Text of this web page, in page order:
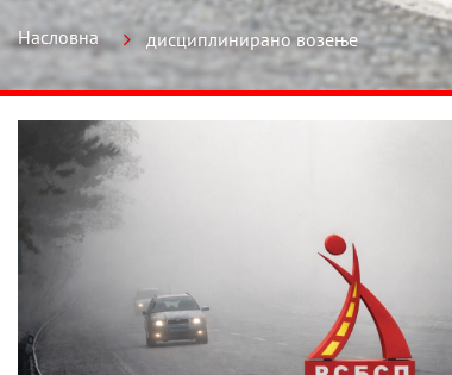
Насловна дисциплинирано возење